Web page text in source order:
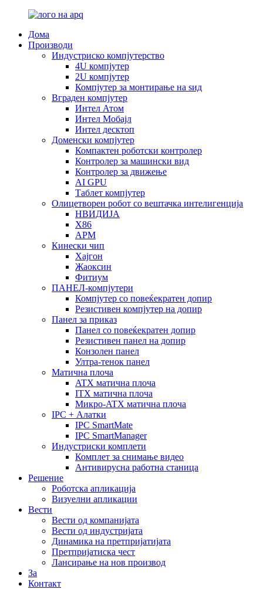
Дома
Производи
Индустриско компјутерство
4U компјутер
2U компјутер
Компјутер за монтирање на ѕид
Вграден компјутер
Интел Атом
Интел Мобајл
Интел десктоп
Доменски компјутер
Компактен роботски контролер
Контролер за машински вид
Контролер за движење
AI GPU
Таблет компјутер
Олицетворен робот со вештачка интелигенција
НВИДИЈА
X86
АРМ
Кинески чип
Хајгон
Жаоксин
Фитиум
ПАНЕЛ-компјутери
Компјутер со повеќекратен допир
Резистивен компјутер на допир
Панел за приказ
Панел со повеќекратен допир
Резистивен панел на допир
Конзолен панел
Ултра-тенок панел
Матична плоча
ATX матична плоча
ITX матична плоча
Микро-ATX матична плоча
IPC + Алатки
IPC SmartMate
IPC SmartManager
Индустриски комплети
Комплет за снимање видео
Антивирусна работна станица
Решение
Роботска апликација
Визуелни апликации
Вести
Вести од компанијата
Вести од индустријата
Динамика на претпријатијата
Претпријатиска чест
Лансирање на нов производ
За
Контакт